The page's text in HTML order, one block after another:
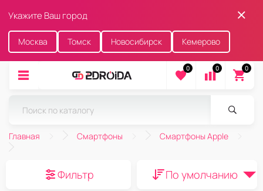
Укажите Ваш город
Москва Томск Новосибирск Кемерово
0 0 0
Главная Смартфоны Смартфоны Apple
Фильтр По умолчанию